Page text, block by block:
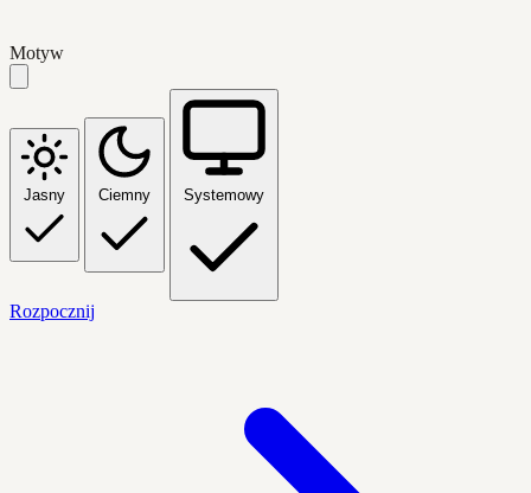
Motyw
Jasny Ciemny Systemowy
Rozpocznij